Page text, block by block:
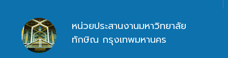
หน่วยประสานงานมหาวิทยาลัย
ทักษิณ กรุงเทพมหานคร